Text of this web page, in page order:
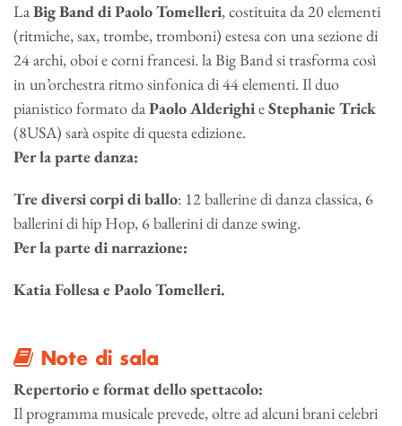
LaBig Band di Paolo Tomelleri, costituita da 20 elementi
(ritmiche, sax, trombe, tromboni) estesa con una sezione di
24 archi, oboi e corni francesi. la Big Band si trasforma così
in un’orchestra ritmo sinfonica di 44 elementi. Il duo
pianistico formato daPaolo AlderighieStephanie Trick
(8USA) sarà ospite di questa edizione.
Per la parte danza:
Tre diversi corpi di ballo: 12 ballerine di danza classica, 6
ballerini di hip Hop, 6 ballerini di danze swing.
Per la parte di narrazione:
Katia Follesa e Paolo Tomelleri.
Note di sala
Repertorio e format dello spettacolo:
Il programma musicale prevede, oltre ad alcuni brani celebri